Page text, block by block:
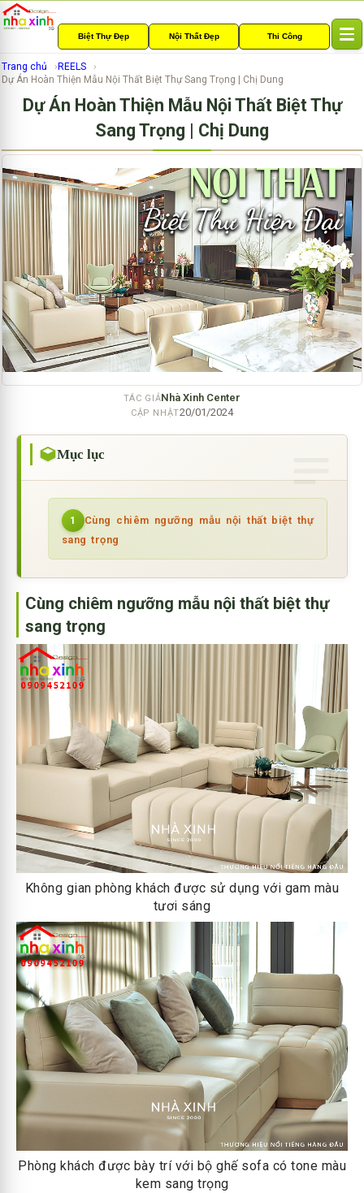
Biệt Thự Đẹp Nội Thất Đẹp Thi Công
l
a
v
g
a
t
i
o
n
Trang chủ
REELS
Dự Án Hoàn Thiện Mẫu Nội Thất Biệt Thự Sang Trọng | Chị Dung
Dự Án Hoàn Thiện Mẫu Nội Thất Biệt Thự
Sang Trọng | Chị Dung
TÁC GIẢNhà Xinh Center
CẬP NHẬT20/01/2024
Mục lục
1
Cùng chiêm ngưỡng mẫu nội thất biệt thự
sang trọng
Cùng chiêm ngưỡng mẫu nội thất biệt thự
sang trọng
Không gian phòng khách được sử dụng với gam màu
tươi sáng
Phòng khách được bày trí với bộ ghế sofa có tone màu
kem sang trọng